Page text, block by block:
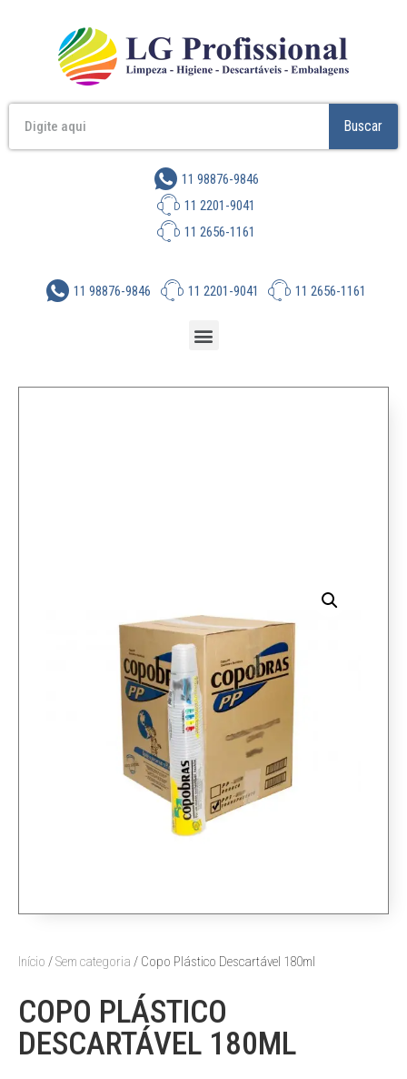
Buscar
11 98876-9846
11 2201-9041
11 2656-1161
11 98876-9846 11 2201-9041 11 2656-1161
Início /Sem categoria / Copo Plástico Descartável 180ml
COPO PLÁSTICO
DESCARTÁVEL 180ML